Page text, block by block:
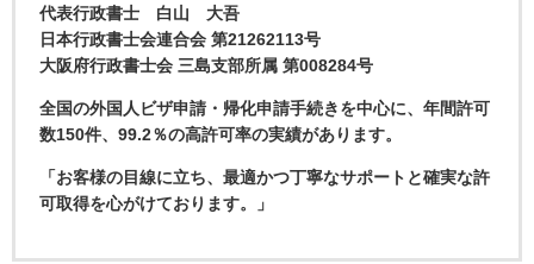
代表行政書士 白山 大吾
日本行政書士会連合会 第21262113号
大阪府行政書士会 三島支部所属 第008284号
全国の外国人ビザ申請・帰化申請手続きを中心に、年間許可
数150件、99.2％の高許可率の実績があります。
「お客様の目線に立ち、最適かつ丁寧なサポートと確実な許
可取得を心がけております。」